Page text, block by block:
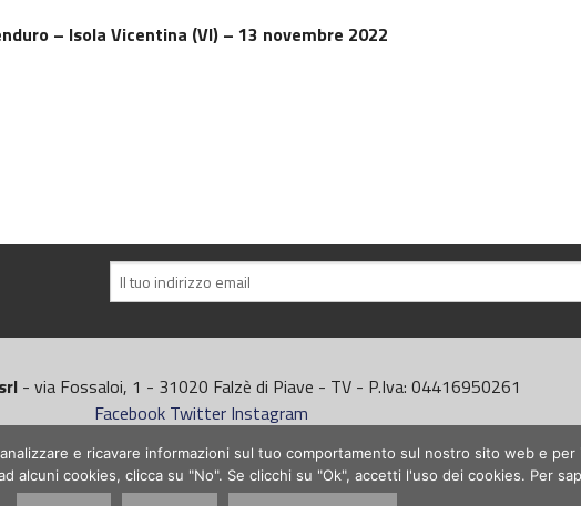
– Isola Vicentina (VI) – 13 novembre 2022
- via Fossaloi, 1 - 31020 Falzè di Piave - TV - P.Iva: 04416950261
Facebook Twitter Instagram
e ricavare informazioni sul tuo comportamento sul nostro sito web e
alcuni cookies, clicca su "No". Se clicchi su "Ok", accetti l'uso dei cookies. Per